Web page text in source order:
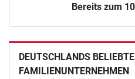
Bereits zum
DEUTSCHLANDS
FAMILIENUNTERNEHMEN